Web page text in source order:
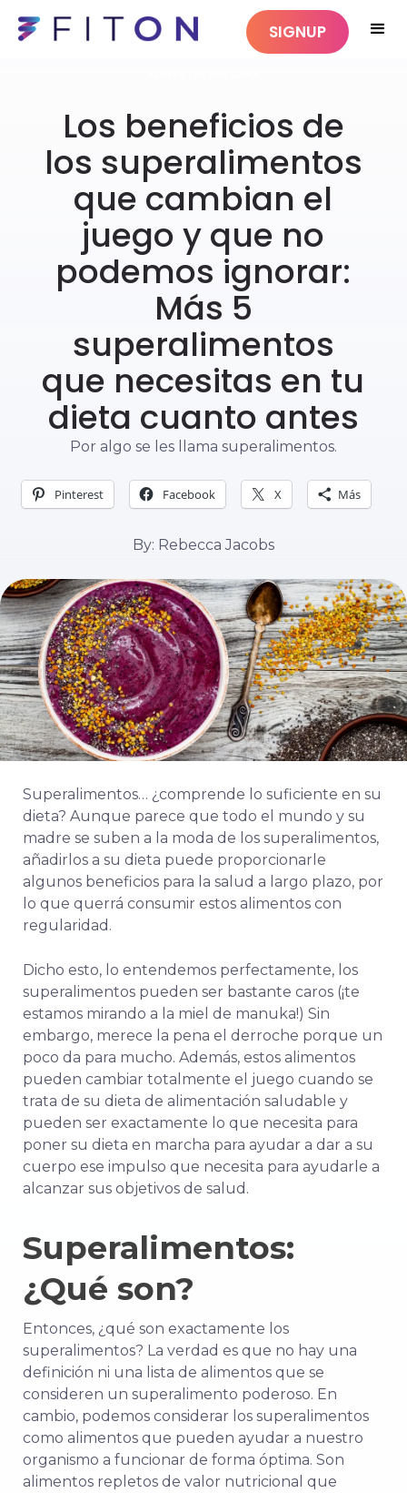
SIGNUP
Los beneficios de
los superalimentos
que cambian el
juego y que no
podemos ignorar:
Más 5
superalimentos
que necesitas en tu
dieta cuanto antes
Por algo se les llama superalimentos.
Pinterest Facebook X Más
By: Rebecca Jacobs
Superalimentos… ¿comprende lo suficiente en su
dieta? Aunque parece que todo el mundo y su
madre se suben a la moda de los superalimentos,
añadirlos a su dieta puede proporcionarle
algunos beneficios para la salud a largo plazo, por
lo que querrá consumir estos alimentos con
regularidad.
Dicho esto, lo entendemos perfectamente, los
superalimentos pueden ser bastante caros (¡te
estamos mirando a la miel de manuka!) Sin
embargo, merece la pena el derroche porque un
poco da para mucho. Además, estos alimentos
pueden cambiar totalmente el juego cuando se
trata de su dieta de alimentación saludable y
pueden ser exactamente lo que necesita para
poner su dieta en marcha para ayudar a dar a su
cuerpo ese impulso que necesita para ayudarle a
alcanzar sus objetivos de salud.
Superalimentos:
¿Qué son?
Entonces, ¿qué son exactamente los
superalimentos? La verdad es que no hay una
definición ni una lista de alimentos que se
consideren un superalimento poderoso. En
cambio, podemos considerar los superalimentos
como alimentos que pueden ayudar a nuestro
organismo a funcionar de forma óptima. Son
alimentos repletos de valor nutricional que